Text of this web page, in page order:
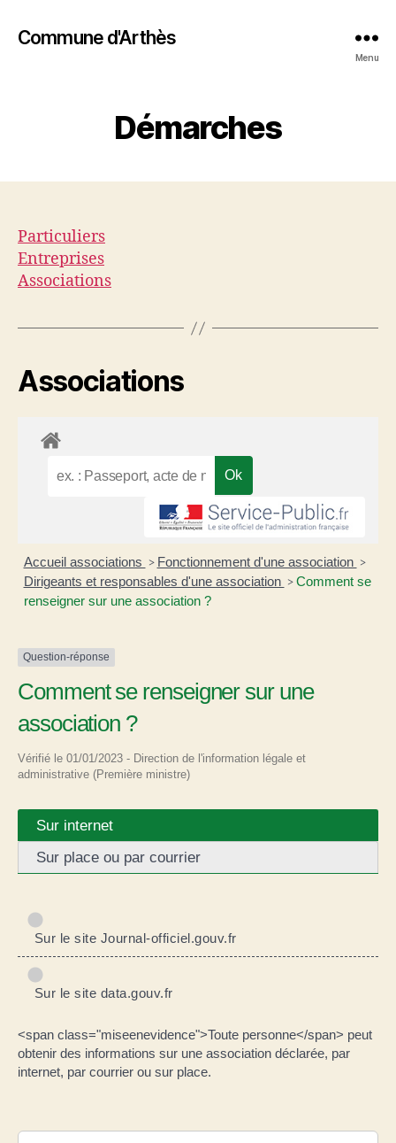
Commune d'Arthès
Menu
Démarches
Particuliers
Entreprises
Associations
Associations
Accueil associations > Fonctionnement d'une association >
Dirigeants et responsables d'une association > Comment se
renseigner sur une association ?
Question-réponse
Comment se renseigner sur une
association ?
Vérifié le 01/01/2023 - Direction de l'information légale et
administrative (Première ministre)
Sur internet
Sur place ou par courrier
Sur le site Journal-officiel.gouv.fr
Sur le site data.gouv.fr
<span class="miseenevidence">Toute personne</span> peut
obtenir des informations sur une association déclarée, par
internet, par courrier ou sur place.